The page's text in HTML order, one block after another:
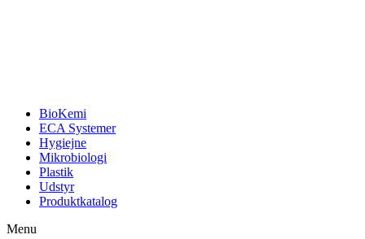
BioKemi
ECA Systemer
Hygiejne
Mikrobiologi
Plastik
Udstyr
Produktkatalog
Menu